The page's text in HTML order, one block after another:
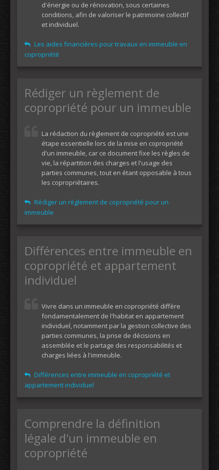
d'énergie ou de rénovation, sous certaines
conditions, afin de valoriser le patrimoine collectif
et individuel.
Les aides financières pour travaux en immeuble en
copropriété
Rédiger un règlement de
copropriété pour un immeuble
La rédaction du règlement de copropriété est une
étape essentielle lors de la mise en copropriété
d'un immeuble, car ce document fixe les règles de
vie, la répartition des charges et l'usage des
parties communes, tout en étant opposable à tous
les copropriétaires.
Rédiger un règlement de copropriété pour un
immeuble
Différences entre immeuble en
copropriété et appartement
individuel
Vivre dans un immeuble en copropriété diffère
fondamentalement de l'habitat en appartement
individuel, notamment par la gestion collective des
parties communes, la prise de décisions en
assemblée et le partage des responsabilités et
charges liées à l'immeuble.
Différences entre immeuble en copropriété et
appartement individuel
Comprendre la définition
légale d'un immeuble en
copropriété